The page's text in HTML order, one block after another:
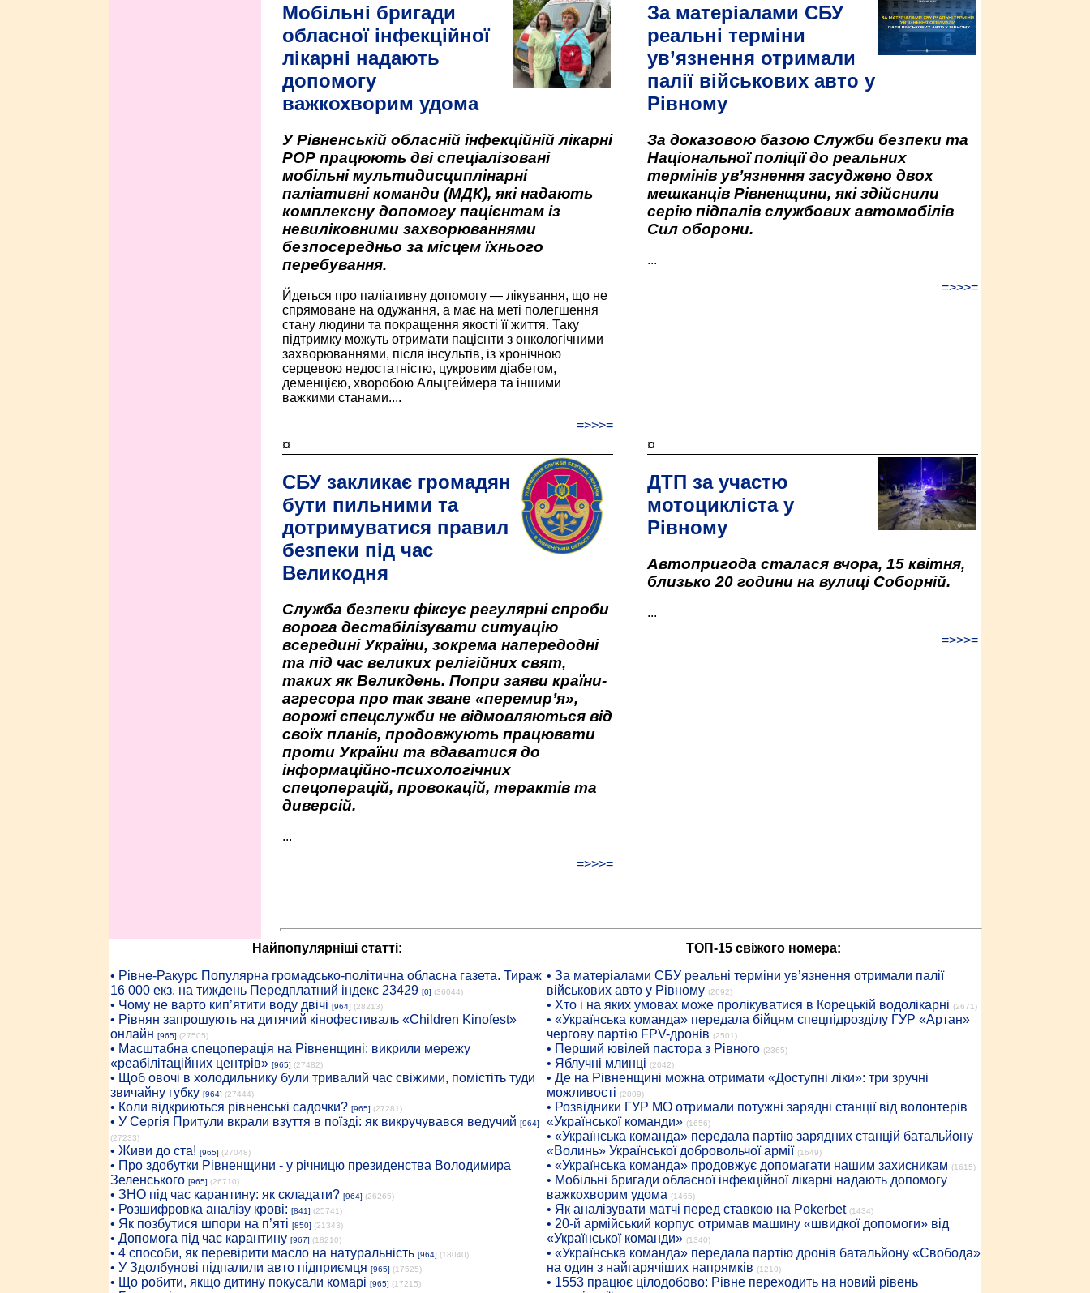
Мобільні бригади
обласної інфекційної
лікарні надають
допомогу
важкохворим удома
У Рівненській обласній інфекційній лікарні
РОР працюють дві спеціалізовані
мобільні мультидисциплінарні
паліативні команди (МДК), які надають
комплексну допомогу пацієнтам із
невиліковними захворюваннями
безпосередньо за місцем їхнього
перебування.
Йдеться про паліативну допомогу — лікування, що не
спрямоване на одужання, а має на меті полегшення
стану людини та покращення якості її життя. Таку
підтримку можуть отримати пацієнти з онкологічними
захворюваннями, після інсультів, із хронічною
серцевою недостатністю, цукровим діабетом,
деменцією, хворобою Альцгеймера та іншими
важкими станами....
=>>>=
За матеріалами СБУ
реальні терміни
ув’язнення отримали
палії військових авто у
Рівному
За доказовою базою Служби безпеки та
Національної поліції до реальних
термінів ув’язнення засуджено двох
мешканців Рівненщини, які здійснили
серію підпалів службових автомобілів
Сил оборони.
...
=>>>=
¤
СБУ закликає громадян
бути пильними та
дотримуватися правил
безпеки під час
Великодня
Служба безпеки фіксує регулярні спроби
ворога дестабілізувати ситуацію
всередині України, зокрема напередодні
та під час великих релігійних свят,
таких як Великдень. Попри заяви країни-
агресора про так зване «перемир’я»,
ворожі спецслужби не відмовляються від
своїх планів, продовжують працювати
проти України та вдаватися до
інформаційно-психологічних
спецоперацій, провокацій, терактів та
диверсій.
...
=>>>=
¤
ДТП за участю
мотоцикліста у
Рівному
Автопригода сталася вчора, 15 квітня,
близько 20 години на вулиці Соборній.
...
=>>>=
Найпопулярніші статті:
• Рiвне-Ракурс Популярна громадсько-політична обласна газета. Тираж
16 000 екз. на тиждень Передплатний індекс 23429 [0] (36044)
• Чому не варто кип’ятити воду двічі [964] (28213)
• Рівнян запрошують на дитячий кінофестиваль «Children Kinofest»
онлайн [965] (27505)
• Масштабна спецоперація на Рівненщині: викрили мережу
«реабілітаційних центрів» [965] (27482)
• Щоб овочі в холодильнику були тривалий час свіжими, помістіть туди
звичайну губку [964] (27444)
• Коли відкриються рівненські садочки? [965] (27281)
• У Сергія Притули вкрали взуття в поїзді: як викручувався ведучий [964]
(27233)
• Живи до ста! [965] (27048)
• Про здобутки Рівненщини - у річницю президенства Володимира
Зеленського [965] (26710)
• ЗНО під час карантину: як складати? [964] (26265)
• Розшифровка аналізу крові: [841] (25741)
• Як позбутися шпори на п’яті [850] (21343)
• Допомога під час карантину [967] (18210)
• 4 способи, як перевірити масло на натуральність [964] (18040)
• У Здолбунові підпалили авто підприємця [965] (17525)
• Що робити, якщо дитину покусали комарі [965] (17215)
ТОП-15 свіжого номера:
• За матеріалами СБУ реальні терміни ув’язнення отримали палії
військових авто у Рівному (2692)
• Хто і на яких умовах може пролікуватися в Корецькій водолікарні (2671)
• «Українська команда» передала бійцям спецпідрозділу ГУР «Артан»
чергову партію FPV-дронів (2501)
• Перший ювілей пастора з Рівного (2365)
• Яблучні млинці (2042)
• Де на Рівненщині можна отримати «Доступні ліки»: три зручні
можливості (2009)
• Розвідники ГУР МО отримали потужні зарядні станції від волонтерів
«Української команди» (1656)
• «Українська команда» передала партію зарядних станцій батальйону
«Волинь» Української добровольчої армії (1649)
• «Українська команда» продовжує допомагати нашим захисникам (1615)
• Мобільні бригади обласної інфекційної лікарні надають допомогу
важкохворим удома (1465)
• Як аналізувати матчі перед ставкою на Pokerbet (1434)
• 20-й армійський корпус отримав машину «швидкої допомоги» від
«Української команди» (1340)
• «Українська команда» передала партію дронів батальйону «Свобода»
на один з найгарячіших напрямків (1210)
• 1553 працює цілодобово: Рівне переходить на новий рівень